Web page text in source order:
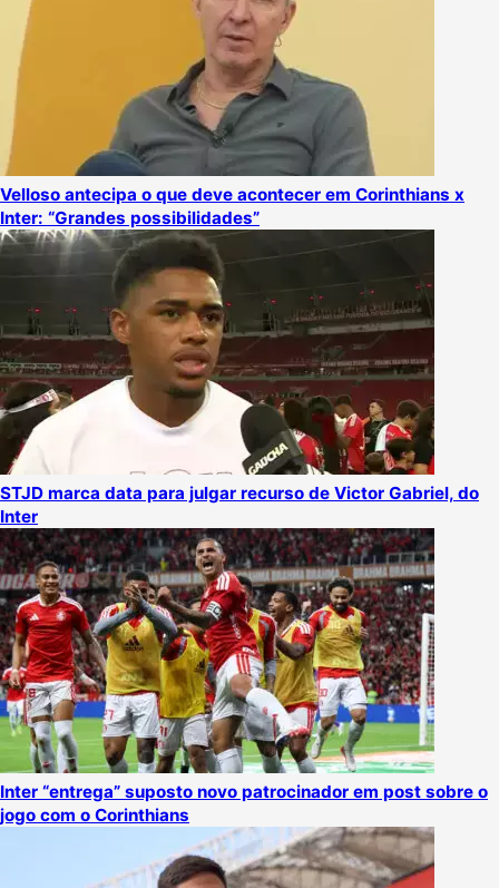
Velloso antecipa o que deve acontecer em Corinthians x
Inter: “Grandes possibilidades”
STJD marca data para julgar recurso de Victor Gabriel, do
Inter
Inter “entrega” suposto novo patrocinador em post sobre o
jogo com o Corinthians